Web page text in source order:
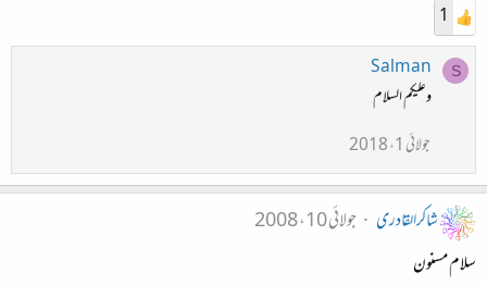
1
S
Salman
وعلیکم السلام
جولائی 1، 2018
شاکرالقادری
جولائی 10، 2008
سلام مسنون